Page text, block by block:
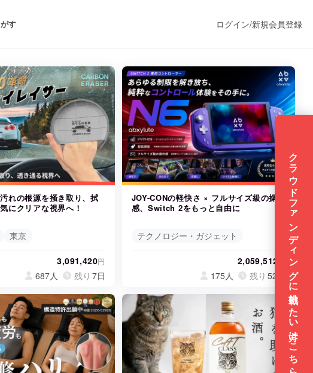
す
ジェクトもうすぐ公開されます
マンス プロダクト
ファッション
スポーツ
ログイン/新規会員登録
クラウドファンディングに挑戦したい方はこちら
れの根源を掻き取り、拭
にクリアな視界へ！
東京
3,091,420円
687人 残り 7日
JOY-CONの軽快さ × フルサイズ級の操作
感、Switch 2をもっと自由に
テクノロジー・ガジェット
2,059,512
175人 残り 52日